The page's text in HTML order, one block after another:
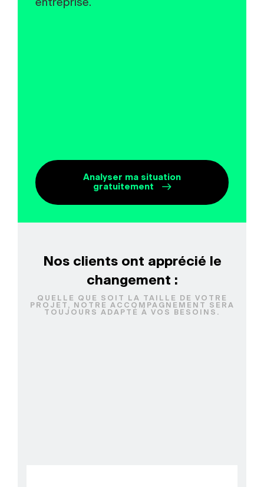
entreprise.
Analyser ma situation
gratuitement
Nos clients ont apprécié le
changement :
QUELLE QUE SOIT LA TAILLE DE VOTRE
PROJET, NOTRE ACCOMPAGNEMENT SERA
TOUJOURS ADAPTÉ À VOS BESOINS.